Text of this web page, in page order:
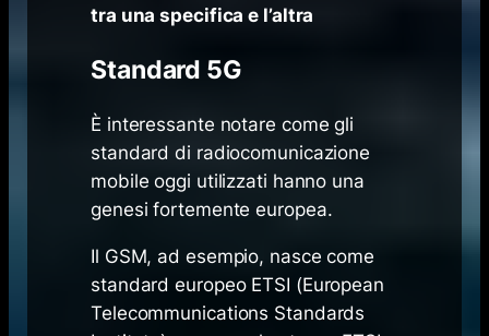
tra una specifica e l’altra
Standard 5G
È interessante notare come gli
standard di radiocomunicazione
mobile oggi utilizzati hanno una
genesi fortemente europea.
Il GSM, ad esempio, nasce come
standard europeo ETSI (European
Telecommunications Standards